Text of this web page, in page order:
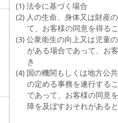
(1) 法令に基づく場合
(2) 人の生命、身体又は財産
て、お客様の同意を得る
(3) 公衆衛生の向上又は児童
がある場合であって、お
き
(4) 国の機関もしくは地方公
の定める事務を遂行する
であって、お客様の同意
障を及ぼすおそれがある